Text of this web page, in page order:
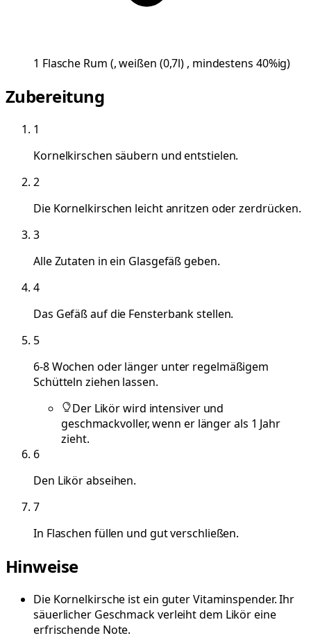
1 Flasche Rum (, weißen (0,7l) , mindestens 40%ig)
Zubereitung
1
Kornelkirschen säubern und entstielen.
2
Die Kornelkirschen leicht anritzen oder zerdrücken.
3
Alle Zutaten in ein Glasgefäß geben.
4
Das Gefäß auf die Fensterbank stellen.
5
6-8 Wochen oder länger unter regelmäßigem
Schütteln ziehen lassen.
Der Likör wird intensiver und
geschmackvoller, wenn er länger als 1 Jahr
zieht.
6
Den Likör abseihen.
7
In Flaschen füllen und gut verschließen.
Hinweise
Die Kornelkirsche ist ein guter Vitaminspender. Ihr
säuerlicher Geschmack verleiht dem Likör eine
erfrischende Note.